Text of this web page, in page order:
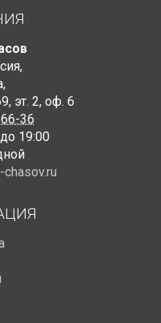
,
,
, эт. 2, оф. 6
36
19:00